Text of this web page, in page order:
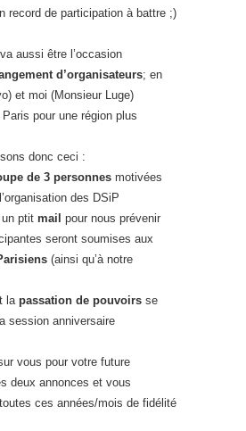
record de participation à battre ;)
aussi être l’occasion
d’organisateurs; en
et moi (Monsieur Luge)
pour une région plus
donc ceci :
de 3 personnes motivées
des DSiP
ptit mail pour nous prévenir
seront soumises aux
(ainsi qu’à notre
la passation de pouvoirs se
session anniversaire
vous pour votre future
deux annonces et vous
ces années/mois de fidélité